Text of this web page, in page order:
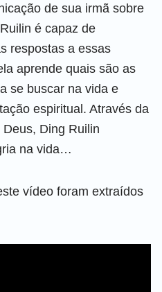
de sua irmã sobre
é capaz de
respostas a essas
aprende quais são as
se buscar na vida e
espiritual. Através da
Ding Ruilin
na vida…
vídeo foram extraídos